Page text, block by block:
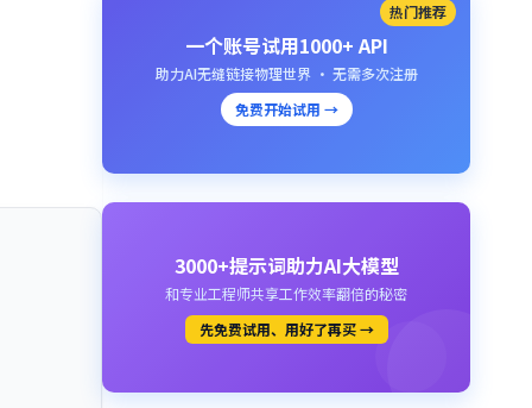
热门推荐
一个账号试用1000+ API
助力AI无缝链接物理世界 · 无需多次注册
免费开始试用 →
3000+提示词助力AI大模型
和专业工程师共享工作效率翻倍的秘密
先免费试用、用好了再买 →